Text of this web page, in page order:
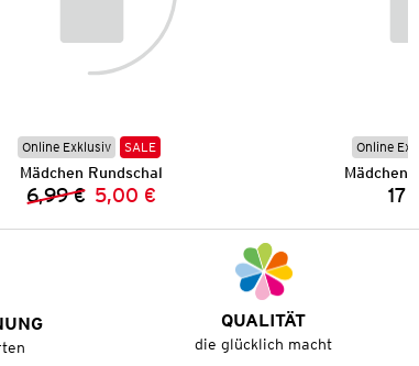
Online Exklusiv SALE
Mädchen Rundschal
Vorheriger Preis:
6,99 € Neuer Preis:
5,00 €
Online
Mädchen
QUALITÄT
die glücklich macht